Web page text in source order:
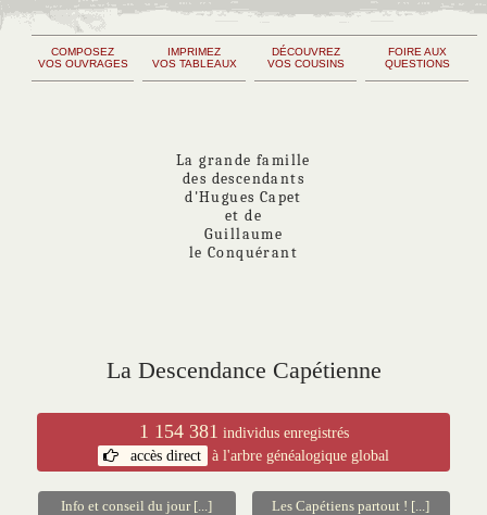
La grande famille
des descendants
d'Hugues Capet
et de
Guillaume
le Conquérant
COMPOSEZ
VOS OUVRAGES
IMPRIMEZ
VOS TABLEAUX
DÉCOUVREZ
VOS COUSINS
FOIRE AUX
QUESTIONS
La Descendance Capétienne
1 154 381 individus enregistrés
accès direct
à l'arbre généalogique global
Info et conseil du jour [...] Les Capétiens partout ! [...]